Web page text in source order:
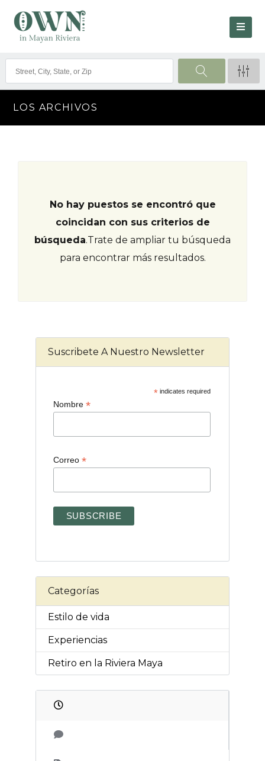
LOS ARCHIVOS
No hay puestos se encontró que
coincidan con sus criterios de
búsqueda.Trate de ampliar tu búsqueda
para encontrar más resultados.
Suscribete A Nuestro Newsletter
*indicates required
Nombre *
Correo *
Categorías
Estilo de vida
Experiencias
Retiro en la Riviera Maya